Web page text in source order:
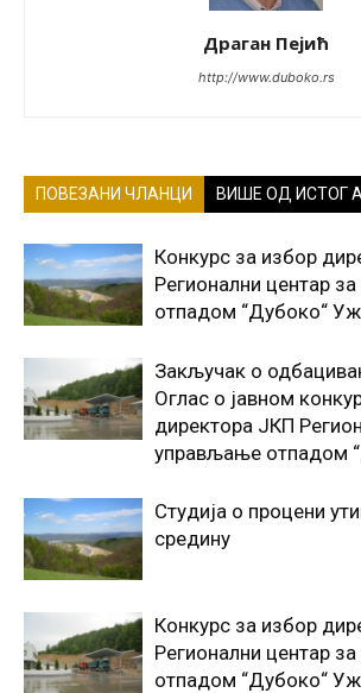
Драган Пејић
http://www.duboko.rs
ПОВЕЗАНИ ЧЛАНЦИ ВИШЕ ОД ИСТОГ
Конкурс за избор
Регионални центар
отпадом “Дубоко“
Закључак о
Оглас о јавном
директора ЈКП
управљање отпадом
Студија о процени
средину
Конкурс за избор
Регионални центар
отпадом “Дубоко“